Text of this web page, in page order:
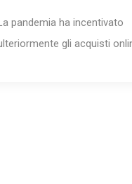
pandemia ha incentivato
gli acquisti